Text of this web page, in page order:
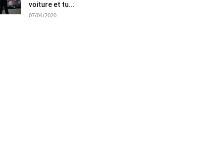
voiture et tu...
07/04/2020